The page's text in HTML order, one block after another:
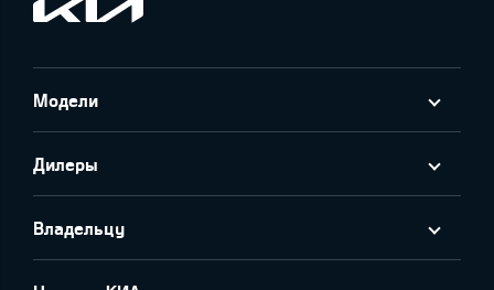
Модели
Дилеры
Владельцу